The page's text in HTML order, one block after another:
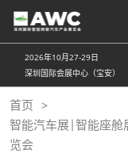
直
接
跳
至
内
容
2026年10月27-29日
深圳国际会展中心（宝安）
首页
智能汽车展|智能座舱
览会